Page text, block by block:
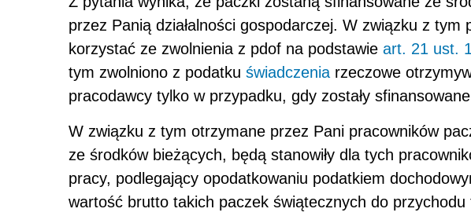
przez Panią działalności gospodarczej. W związku z tym
korzystać ze zwolnienia z pdof na podstawie art. 21 ust.
tym zwolniono z podatku świadczenia rzeczowe
pracodawcy tylko w przypadku, gdy zostały
W związku z tym otrzymane przez Pani pracowników
ze środków bieżących, będą stanowiły dla tych
pracy, podlegający opodatkowaniu podatkiem
wartość brutto takich paczek świątecznych do